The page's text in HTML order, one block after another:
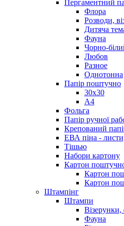
Пергаментний
Флора
Розводи,
Дитяча
Фауна
Чорно-
Любов
Разное
Однотонна
Папір поштучно
30х30
А4
Фольга
Папір ручної
Крепований
ЕВА піна -
Тішью
Набори картону
Картон
Картон
Картон
Штампінг
Штампи
Фауна